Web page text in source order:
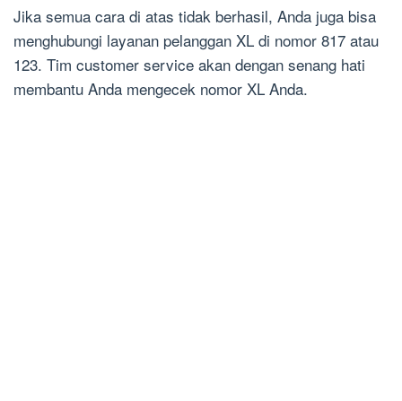
Jika semua cara di atas tidak berhasil, Anda juga bisa
menghubungi layanan pelanggan XL di nomor 817 atau
123. Tim customer service akan dengan senang hati
membantu Anda mengecek nomor XL Anda.